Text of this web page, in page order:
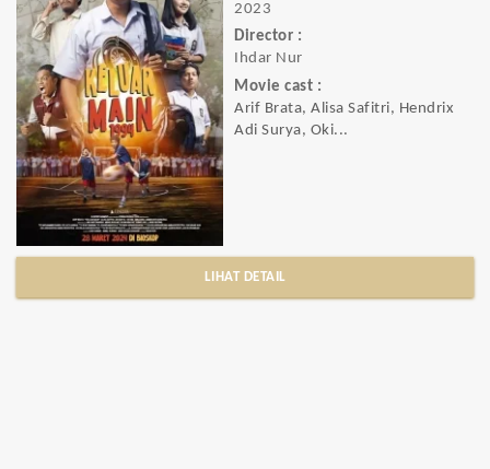
2023
Director :
Ihdar Nur
Movie cast :
Arif Brata, Alisa Safitri, Hendrix
Adi Surya, Oki...
LIHAT DETAIL